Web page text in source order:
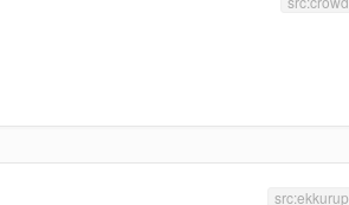
src:ekkurup